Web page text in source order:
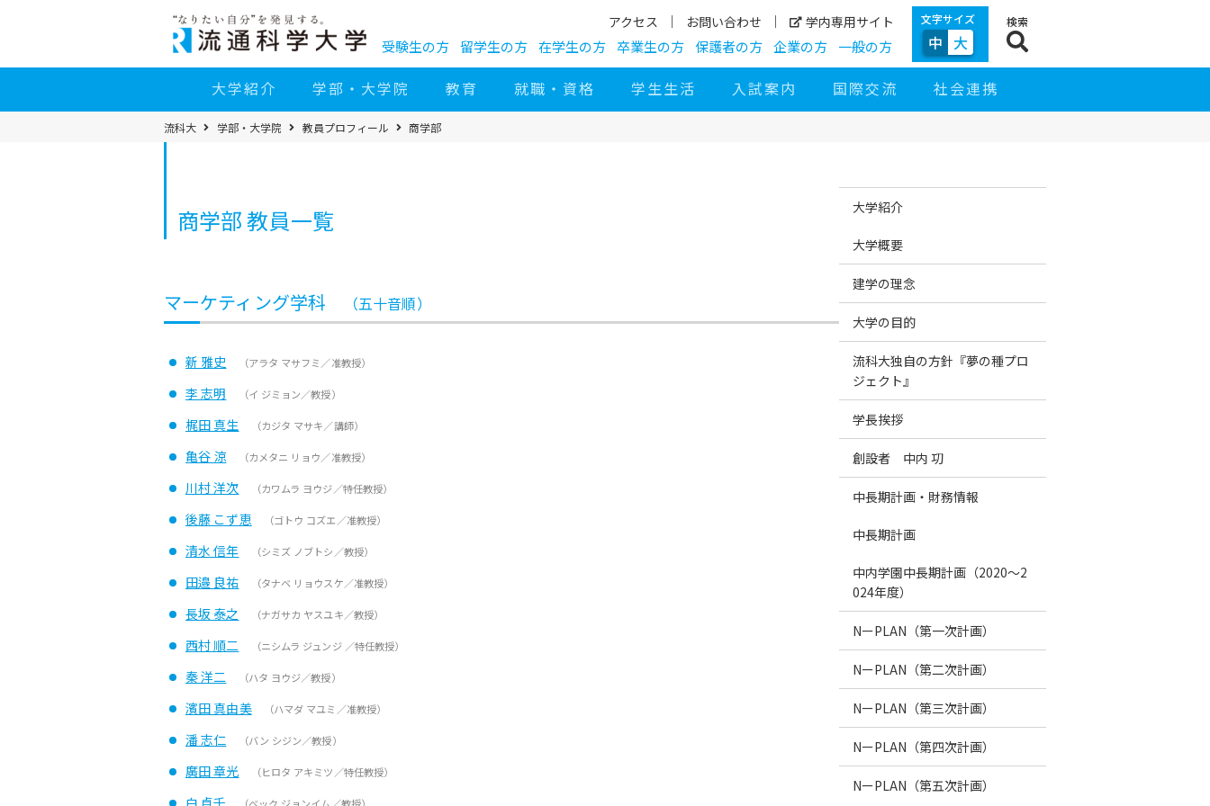
へ
アクセス お問い合わせ 学内専用サイト
受験生の方 留学生の方 在学生の方 卒業生の方 保護者の方 企業の方 一般の方
文字サイズ
中 大
検索
大学紹介 学部・大学院 教育 就職・資格 学生生活 入試案内 国際交流 社会連携
パ
ン
流科大 学部・大学院 教員プロフィール 商学部
商学部 教員一覧
マーケティング学科 （五十音順）
新 雅史 （アラタ マサフミ／准教授）
李 志明 （イ ジミョン／教授）
梶田 真生 （カジタ マサキ／講師）
亀谷 涼 （カメタニ リョウ／准教授）
川村 洋次 （カワムラ ヨウジ／特任教授）
後藤 こず恵 （ゴトウ コズエ／准教授）
清水 信年 （シミズ ノブトシ／教授）
田邉 良祐 （タナベ リョウスケ／准教授）
長坂 泰之 （ナガサカ ヤスユキ／教授）
西村 順二 （ニシムラ ジュンジ ／特任教授）
秦 洋二 （ハタ ヨウジ／教授）
濱田 真由美 （ハマダ マユミ／准教授）
潘 志仁 （バン シジン／教授）
廣田 章光 （ヒロタ アキミツ／特任教授）
白 貞壬
サ
ー
ン
サ
大学紹介
大学概要
建学の理念
大学の目的
流科大独自の方針『夢の種プロ
ジェクト』
学長挨拶
創設者 中内 㓛
中長期計画・財務情報
中長期計画
中内学園中長期計画（2020～2
024年度）
NーPLAN（第一次計画）
NーPLAN（第二次計画）
NーPLAN（第三次計画）
NーPLAN（第四次計画）
NーPLAN（第五次計画）